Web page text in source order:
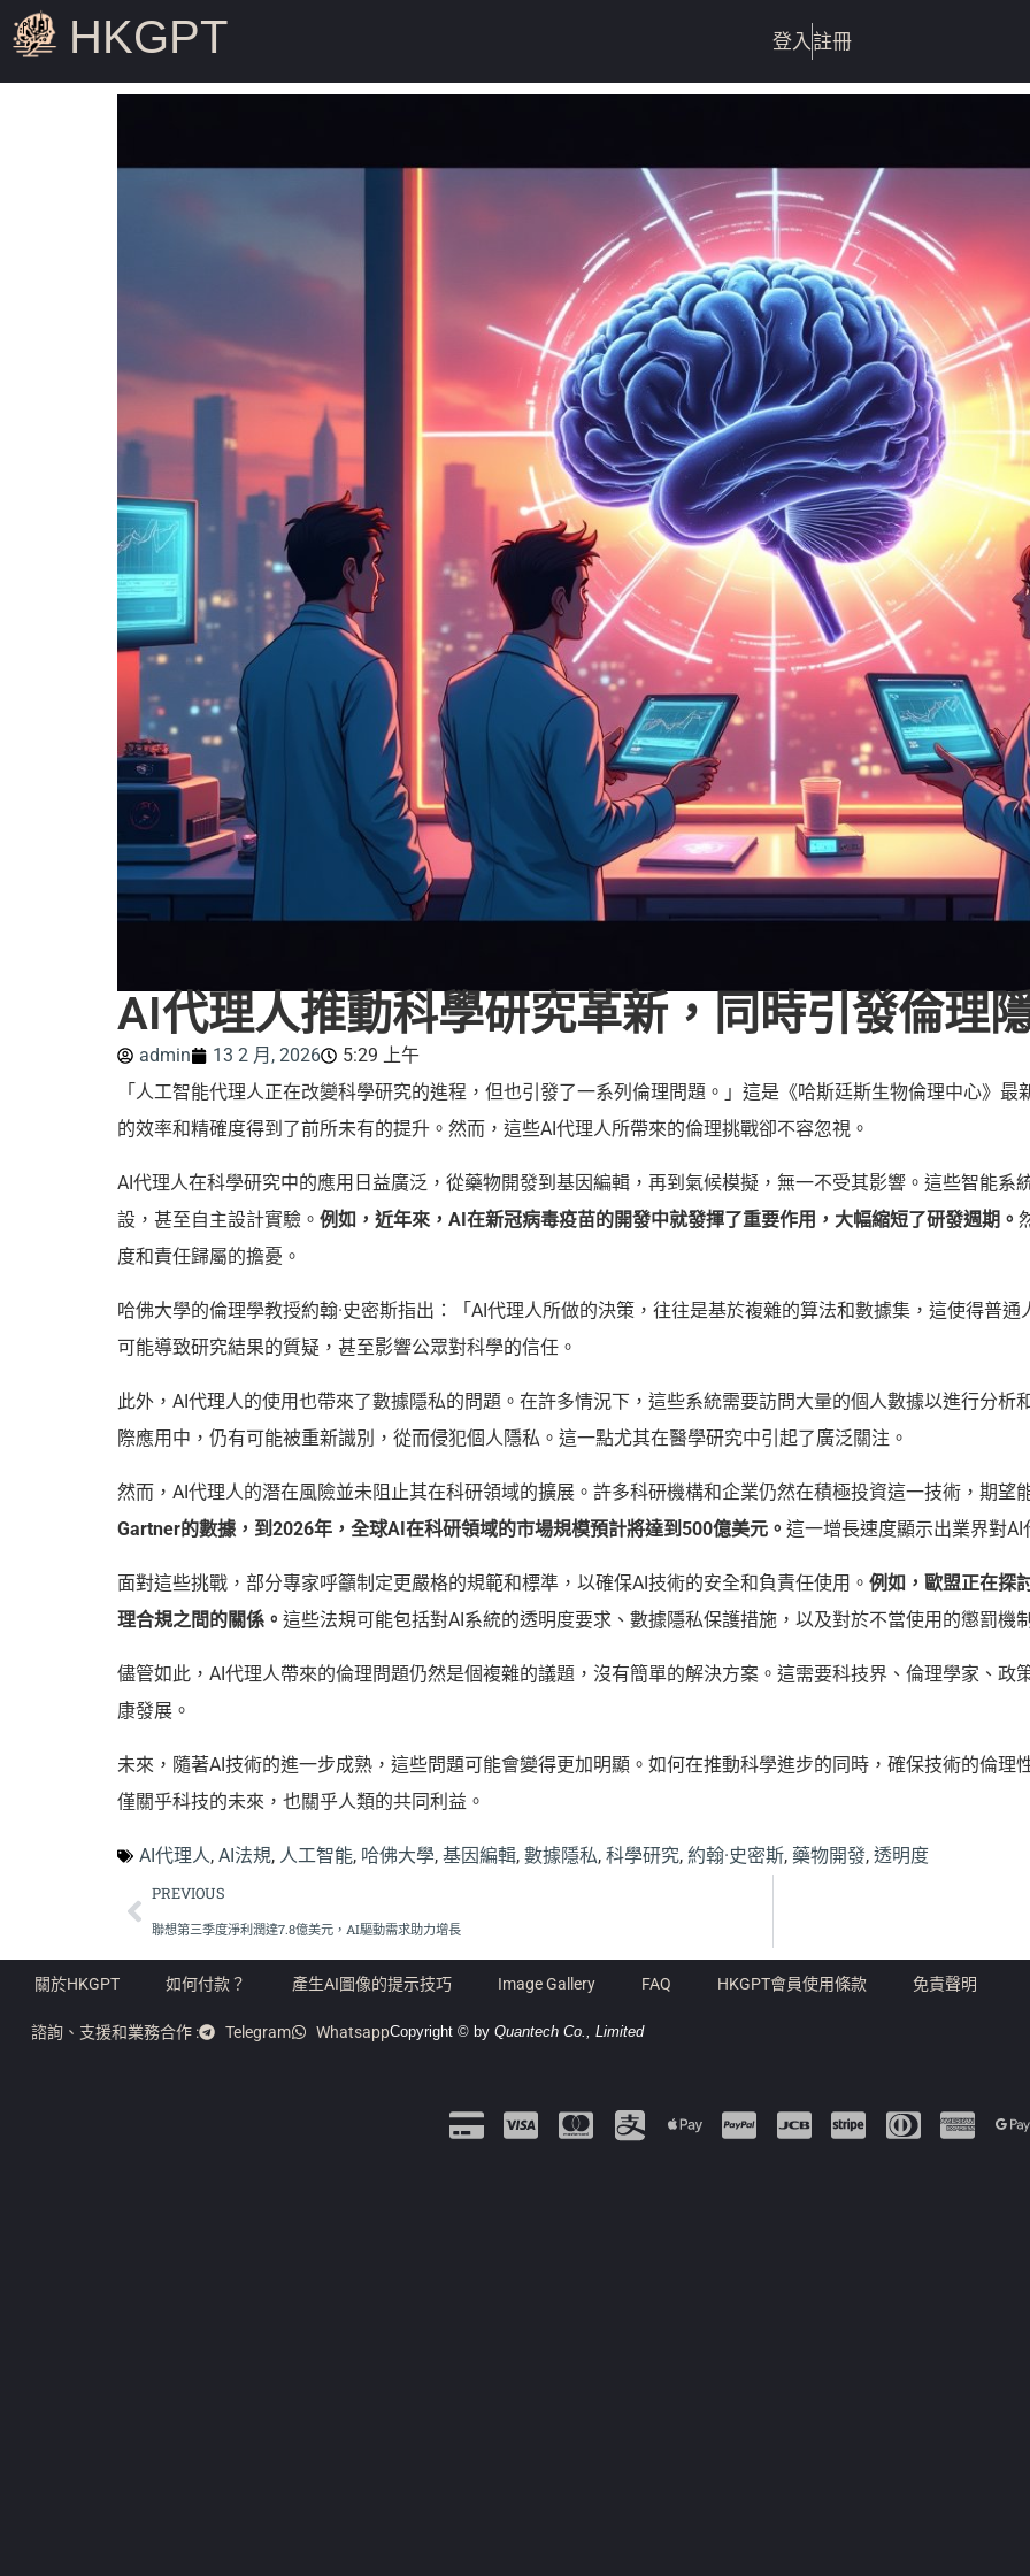
HKGPT 登入註冊
AI代理人推動科學研究革新，同時引發倫理
admin 13 2 月, 2026
5:29 上午
「人工智能代理人正在改變科學研究的進程，但也引發了一系列倫理問題。」這是《哈斯廷斯生物倫理中心》
的效率和精確度得到了前所未有的提升。然而，這些AI代理人所帶來的倫理挑戰卻不容忽視。
AI代理人在科學研究中的應用日益廣泛，從藥物開發到基因編輯，再到氣候模擬，無一不受其影響。這些智能系
設，甚至自主設計實驗。 例如，近年來，AI在新冠病毒疫苗的開發中就發揮了重要作用，大幅縮短了研發週期。
度和責任歸屬的擔憂。
哈佛大學的倫理學教授約翰·史密斯指出：「AI代理人所做的決策，往往是基於複雜的算法和數據集，這使得普
可能導致研究結果的質疑，甚至影響公眾對科學的信任。
此外，AI代理人的使用也帶來了數據隱私的問題。在許多情況下，這些系統需要訪問大量的個人數據以進行分
際應用中，仍有可能被重新識別，從而侵犯個人隱私。這一點尤其在醫學研究中引起了廣泛關注。
然而，AI代理人的潛在風險並未阻止其在科研領域的擴展。許多科研機構和企業仍然在積極投資這一技術，期望
Gartner的數據，到2026年，全球AI在科研領域的市場規模預計將達到500億美元。 這一增長速度顯示出業界對
面對這些挑戰，部分專家呼籲制定更嚴格的規範和標準，以確保AI技術的安全和負責任使用。 例如，歐盟正在探
理合規之間的關係。 這些法規可能包括對AI系統的透明度要求、數據隱私保護措施，以及對於不當使用的懲罰機
儘管如此，AI代理人帶來的倫理問題仍然是個複雜的議題，沒有簡單的解決方案。這需要科技界、倫理學家、政
康發展。
未來，隨著AI技術的進一步成熟，這些問題可能會變得更加明顯。如何在推動科學進步的同時，確保技術的倫理
僅關乎科技的未來，也關乎人類的共同利益。
AI代理人, AI法規, 人工智能, 哈佛大學, 基因編輯, 數據隱私, 科學研究, 約翰·史密斯, 藥物開發, 透明度
PREVIOUS
聯想第三季度淨利潤達7.8億美元，AI驅動需求助力增長
關於HKGPT 如何付款？ 產生AI圖像的提示技巧 Image Gallery FAQ HKGPT會員使用條款 免責聲明
諮詢、支援和業務合作 : Telegram WhatsappCopyright © by Quantech Co., Limited